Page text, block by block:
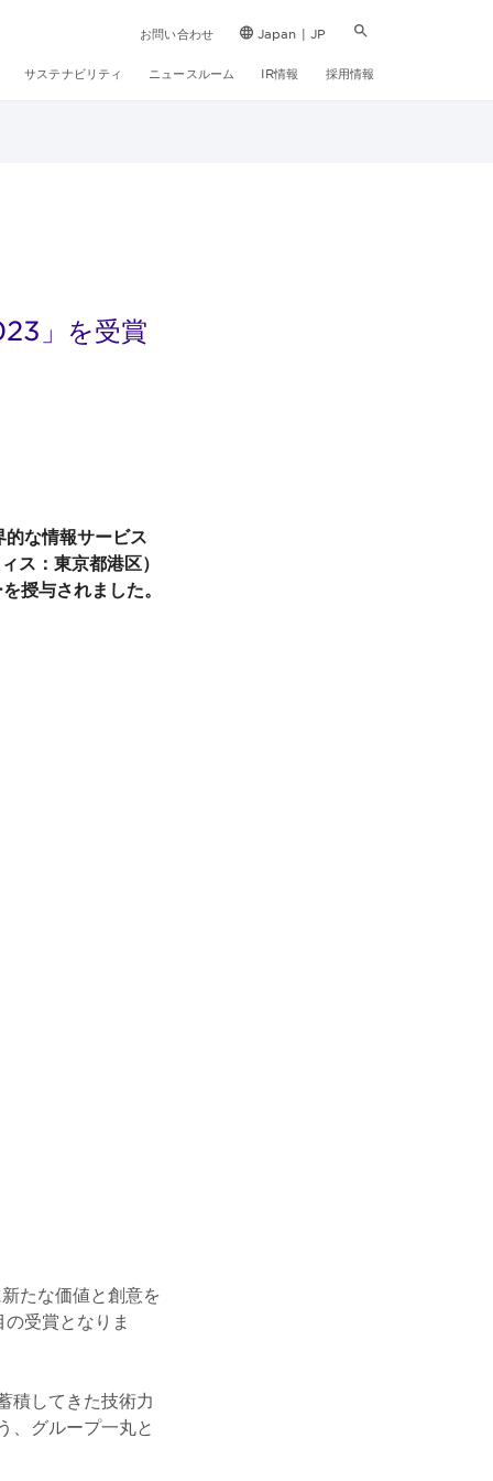
お問い合わせ Japan | JP
サステナビリティ ニュースルーム IR情報 採用情報
」を受賞
な情報サービス
ス：東京都港区）
授与されました。
たな価値と創意を
受賞となりま
積してきた技術力
、グループ一丸と